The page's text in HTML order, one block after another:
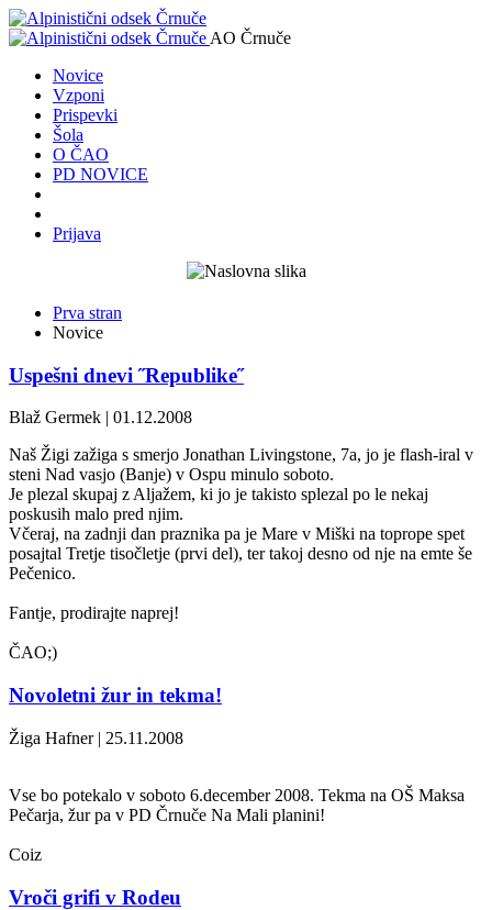
AO Črnuče
Novice
Vzponi
Prispevki
Šola
O ČAO
PD NOVICE
Prijava
Prva stran
Novice
Uspešni dnevi ˝Republike˝
Blaž Germek | 01.12.2008
Naš Žigi zažiga s smerjo Jonathan Livingstone, 7a, jo je flash-iral v
steni Nad vasjo (Banje) v Ospu minulo soboto.
Je plezal skupaj z Aljažem, ki jo je takisto splezal po le nekaj
poskusih malo pred njim.
Včeraj, na zadnji dan praznika pa je Mare v Miški na toprope spet
posajtal Tretje tisočletje (prvi del), ter takoj desno od nje na emte še
Pečenico.
Fantje, prodirajte naprej!
ČAO;)
Novoletni žur in tekma!
Žiga Hafner | 25.11.2008
Vse bo potekalo v soboto 6.december 2008. Tekma na OŠ Maksa
Pečarja, žur pa v PD Črnuče Na Mali planini!
Coiz
Vroči grifi v Rodeu